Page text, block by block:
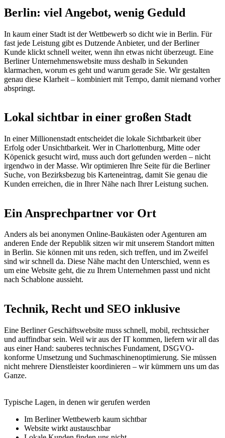
Berlin: viel Angebot, wenig Geduld
In kaum einer Stadt ist der Wettbewerb so dicht wie in Berlin. Für
fast jede Leistung gibt es Dutzende Anbieter, und der Berliner
Kunde klickt schnell weiter, wenn ihn etwas nicht überzeugt. Eine
Berliner Unternehmenswebsite muss deshalb in Sekunden
klarmachen, worum es geht und warum gerade Sie. Wir gestalten
genau diese Klarheit – kombiniert mit Tempo, damit niemand vorher
abspringt.
Lokal sichtbar in einer großen Stadt
In einer Millionenstadt entscheidet die lokale Sichtbarkeit über
Erfolg oder Unsichtbarkeit. Wer in Charlottenburg, Mitte oder
Köpenick gesucht wird, muss auch dort gefunden werden – nicht
irgendwo in der Masse. Wir optimieren Ihre Seite für die Berliner
Suche, von Bezirksbezug bis Karteneintrag, damit Sie genau die
Kunden erreichen, die in Ihrer Nähe nach Ihrer Leistung suchen.
Ein Ansprechpartner vor Ort
Anders als bei anonymen Online-Baukästen oder Agenturen am
anderen Ende der Republik sitzen wir mit unserem Standort mitten
in Berlin. Sie können mit uns reden, sich treffen, und im Zweifel
sind wir schnell da. Diese Nähe macht den Unterschied, wenn es
um eine Website geht, die zu Ihrem Unternehmen passt und nicht
nach Schablone aussieht.
Technik, Recht und SEO inklusive
Eine Berliner Geschäftswebsite muss schnell, mobil, rechtssicher
und auffindbar sein. Weil wir aus der IT kommen, liefern wir all das
aus einer Hand: sauberes technisches Fundament, DSGVO-
konforme Umsetzung und Suchmaschinenoptimierung. Sie müssen
nicht mehrere Dienstleister koordinieren – wir kümmern uns um das
Ganze.
Typische Lagen, in denen wir gerufen werden
Im Berliner Wettbewerb kaum sichtbar
Website wirkt austauschbar